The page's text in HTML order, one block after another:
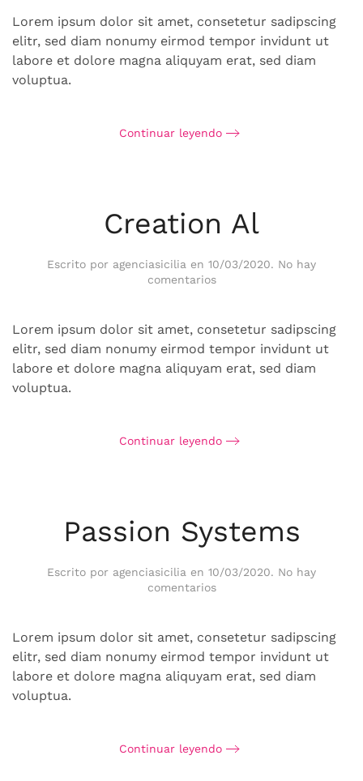
Lorem ipsum dolor sit amet, consetetur sadipscing
elitr, sed diam nonumy eirmod tempor invidunt ut
labore et dolore magna aliquyam erat, sed diam
voluptua.
Continuar leyendo
Creation Al
Escrito por agenciasicilia en 10/03/2020. No hay
comentariosen
Lorem ipsum dolor sit amet, consetetur sadipscing
elitr, sed diam nonumy eirmod tempor invidunt ut
labore et dolore magna aliquyam erat, sed diam
voluptua.
Continuar leyendo
Passion Systems
Escrito por agenciasicilia en 10/03/2020. No hay
comentariosen
Lorem ipsum dolor sit amet, consetetur sadipscing
elitr, sed diam nonumy eirmod tempor invidunt ut
labore et dolore magna aliquyam erat, sed diam
voluptua.
Continuar leyendo